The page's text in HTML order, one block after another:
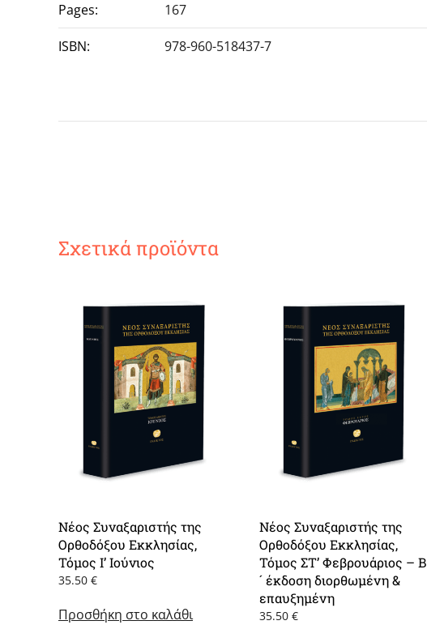
Pages: 167
ISBN: 978-960-518437-7
Σχετικά προϊόντα
Νέος Συναξαριστής της
Ορθοδόξου Εκκλησίας,
Τόμος Ι’ Ιούνιος
35.50 €
Προσθήκη στο καλάθι
Νέος Συναξαριστής της
Ορθοδόξου Εκκλησίας,
Τόμος ΣΤ’ Φεβρουάριος – Β
´ έκδοση διορθωμένη &
επαυξημένη
35.50 €